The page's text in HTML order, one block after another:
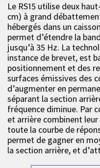
Le RS15 utilise deux
cm) à grand
hébergés dans un
permet d’étendre la
jusqu’à 35 Hz. La
instance de brevet, est
positionnement et des
surfaces émissives des
d’augmenter en
séparant la section
fréquence diminue. Par
et arrière combinent
toute la courbe de
permet de gagner en
la section arrière, et